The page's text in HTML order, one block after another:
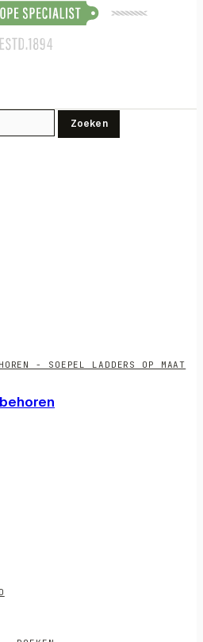
Zoeken
- SOEPEL LADDERS OP MAAT